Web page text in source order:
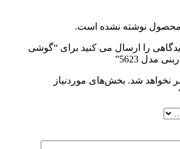
محصول نوشته نشده است.
را ارسال می کنید برای “گوشی
نخواهد شد. بخش‌های موردنیاز